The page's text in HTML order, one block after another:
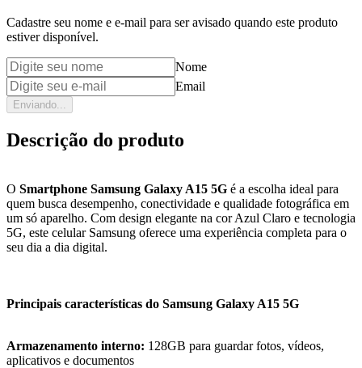
Cadastre seu nome e e-mail para ser avisado quando este produto
estiver disponível.
Nome
Email
Enviando...
Descrição do produto
O Smartphone Samsung Galaxy A15 5G é a escolha ideal para
quem busca desempenho, conectividade e qualidade fotográfica em
um só aparelho. Com design elegante na cor Azul Claro e tecnologia
5G, este celular Samsung oferece uma experiência completa para o
seu dia a dia digital.
Principais características do Samsung Galaxy A15 5G
Armazenamento interno: 128GB para guardar fotos, vídeos,
aplicativos e documentos